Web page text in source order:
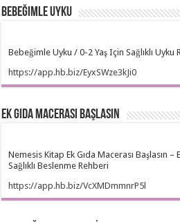
Bebeğimle Uyku
Bebeğimle Uyku / 0-2 Yaş Için Sağlıklı Uyku
https://app.hb.biz/EyxSWze3kJi0
Ek Gıda Macerası Başlasın
Nemesis Kitap Ek Gıda Macerası Başlasın
Sağlıklı Beslenme Rehberi
https://app.hb.biz/VcXMDmmnrP5l